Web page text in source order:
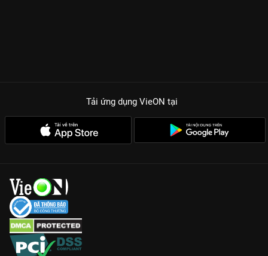
Tải ứng dụng VieON tại